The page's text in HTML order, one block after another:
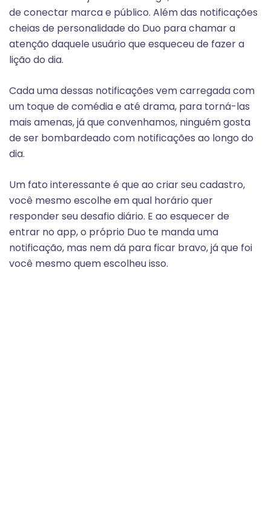
de conectar marca e público. Além das notificações
cheias de personalidade do Duo para chamar a
atenção daquele usuário que esqueceu de fazer a
lição do dia.
Cada uma dessas notificações vem carregada com
um toque de comédia e até drama, para torná-las
mais amenas, já que convenhamos, ninguém gosta
de ser bombardeado com notificações ao longo do
dia.
Um fato interessante é que ao criar seu cadastro,
você mesmo escolhe em qual horário quer
responder seu desafio diário. E ao esquecer de
entrar no app, o próprio Duo te manda uma
notificação, mas nem dá para ficar bravo, já que foi
você mesmo quem escolheu isso.